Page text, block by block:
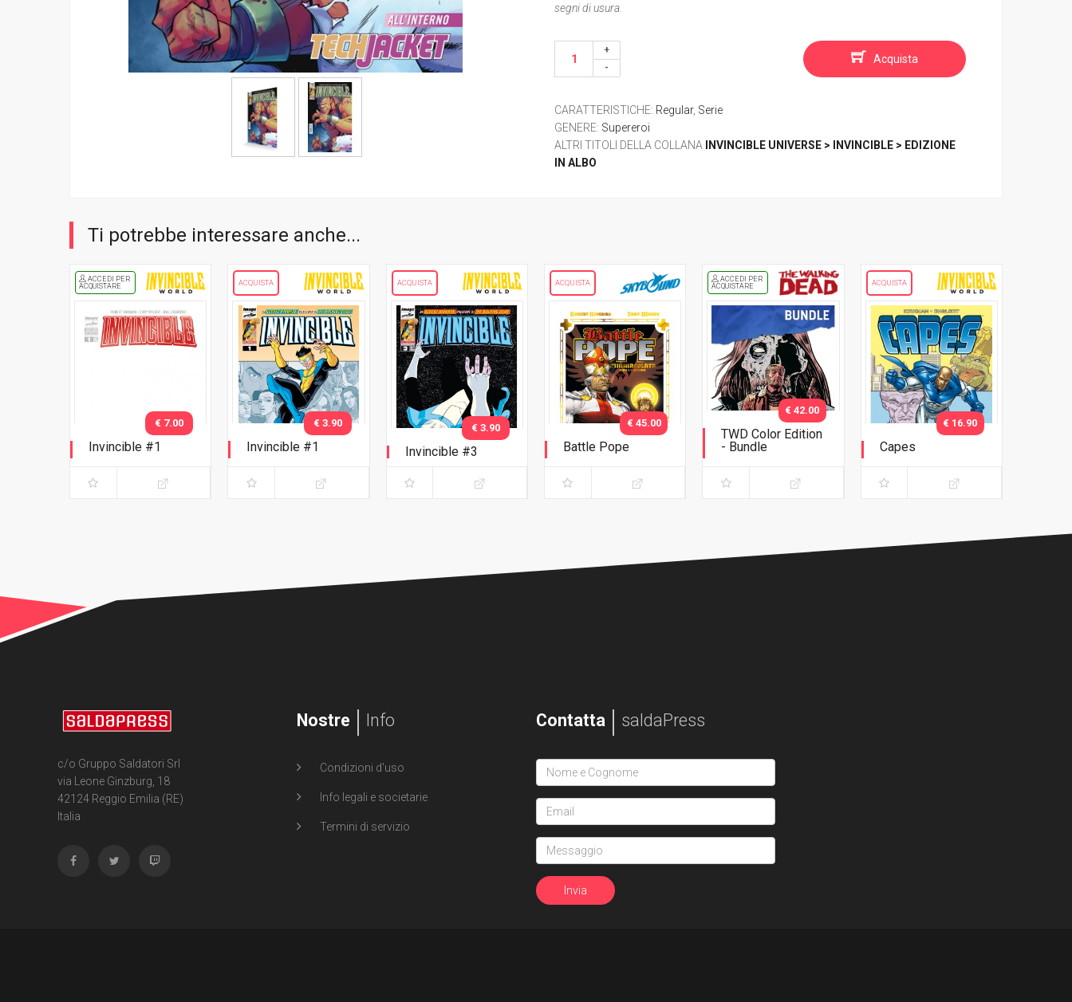
segni di usura.
Acquista
CARATTERISTICHE: Regular, Serie
GENERE: Supereroi
ALTRI TITOLI DELLA COLLANA
INVINCIBLE UNIVERSE > INVINCIBLE > EDIZIONE
IN ALBO
Ti potrebbe interessare anche...
ACCEDI PER
ACQUISTARE
Invincible #1
logo Rosso
€ 7.00
ACQUISTA
Invincible #1
€ 3.90
ACQUISTA
Invincible #3
€ 3.90
ACQUISTA
Battle Pope
Collezione
€ 45.00
ACCEDI PER
ACQUISTARE
TWD Color Edition
- Bundle
€ 42.00
ACQUISTA
Capes
€ 16.90
c/o Gruppo Saldatori Srl
via Leone Ginzburg, 18
42124 Reggio Emilia (RE)
Italia
Nostre Info
Condizioni d'uso
Info legali e societarie
Termini di servizio
Contatta saldaPress